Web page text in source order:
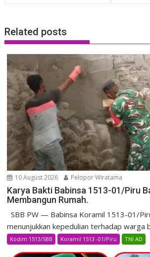
Related posts
10 August 2026 Pelopor Wiratama
Karya Bakti Babinsa 1513-01/Piru
Membangun Rumah.
SBB PW — Babinsa Koramil 1513-01/
menunjukkan kepedulian terhadap warga
Kodim 1513/SBB Koramil 1513 -01/Piru TNI AD